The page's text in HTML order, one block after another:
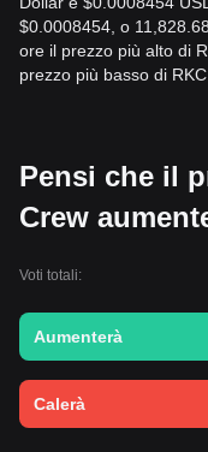
$0.0008454, o
ore il prezzo più alto di
prezzo più basso di
Pensi che il
Crew
Voti totali:
Aumenterà
Calerà